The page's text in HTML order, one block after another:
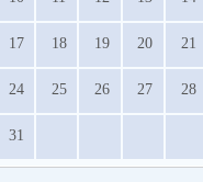
17 18 19 20 21
24 25 26 27 28
31